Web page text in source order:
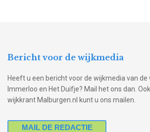
Bericht voor de wijkmedia
Heeft u een bericht voor de wijkmedia van de
Immerloo en Het Duifje? Mail het ons dan.
wijkkrant Malburgen.nl kunt u ons mailen.
MAIL DE REDACTIE